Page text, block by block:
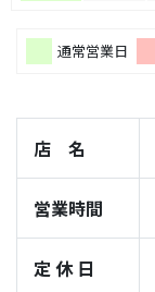
通常営業日
店 名
営業時間
定 休 日